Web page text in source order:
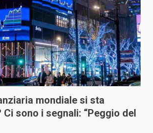
mondiale si sta
Ci sono i segnali: “Peggio del